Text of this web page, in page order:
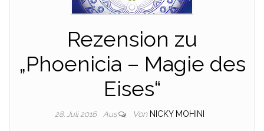
Rezension zu
„Phoenicia – Magie des
Eises“
28. Juli 2016 Aus Von NICKY MOHINI